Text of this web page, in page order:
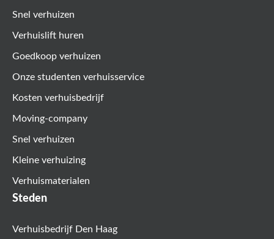
Snel verhuizen
Verhuislift huren
Goedkoop verhuizen
Onze studenten verhuisservice
Kosten verhuisbedrijf
Moving-company
Snel verhuizen
Kleine verhuizing
Verhuismaterialen
Steden
Verhuisbedrijf Den Haag